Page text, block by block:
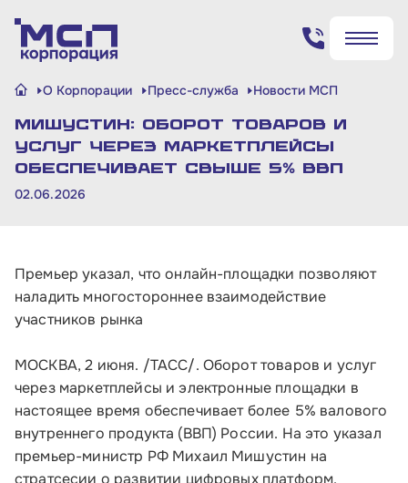
Найти
Поиск по сайту
✖
Найти
О Корпорации Пресс-служба Новости МСП
Мишустин: оборот товаров и
услуг через маркетплейсы
обеспечивает свыше 5% ВВП
02.06.2026
Премьер указал, что онлайн-площадки позволяют
наладить многостороннее взаимодействие
участников рынка
МОСКВА, 2 июня. /ТАСС/. Оборот товаров и услуг
через маркетплейсы и электронные площадки в
настоящее время обеспечивает более 5% валового
внутреннего продукта (ВВП) России. На это указал
премьер-министр РФ Михаил Мишустин на
стратсесии о развитии цифровых платформ.